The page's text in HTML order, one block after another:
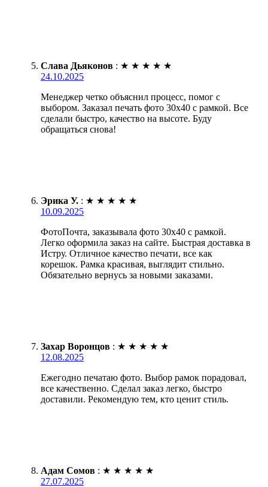
Слава Дьяконов : ★ ★ ★ ★ ★
24.10.2025
Менеджер четко объяснил процесс, помог с
выбором. Заказал печать фото 30х40 с рамкой. Все
сделали быстро, качество на высоте. Буду
обращаться снова!
Эрика У. : ★ ★ ★ ★ ★
10.09.2025
ФотоПочта, заказывала фото 30х40 с рамкой.
Легко оформила заказ на сайте. Быстрая доставка в
Истру. Отличное качество печати, все как
корешок. Рамка красивая, выглядит стильно.
Обязательно вернусь за новыми заказами.
Захар Воронцов : ★ ★ ★ ★ ★
12.08.2025
Ежегодно печатаю фото. Выбор рамок порадовал,
все качественно. Сделал заказ легко, быстро
доставили. Рекомендую тем, кто ценит стиль.
Адам Сомов : ★ ★ ★ ★ ★
27.07.2025